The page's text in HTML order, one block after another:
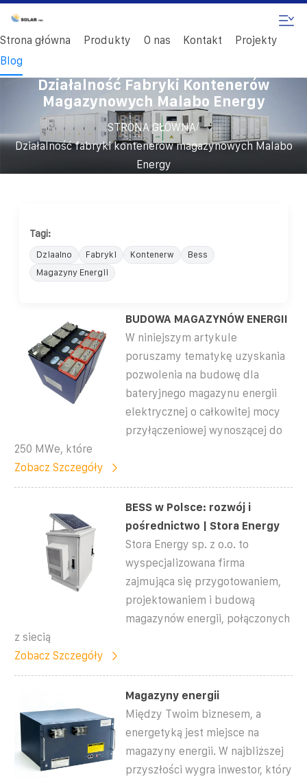
Strona główna Produkty O nas Kontakt
Projekty
Blog
Działalność Fabryki Kontenerów
Magazynowych Malabo Energy
STRONA GŁÓWNA/
Działalność fabryki kontenerów magazynowych Malabo
Energy
Tagi:
Dziaalno Fabryki Kontenerw
Bess
Magazyny Energii
BUDOWA MAGAZYNÓW ENERGII
W niniejszym artykule
poruszamy tematykę uzyskania
pozwolenia na budowę dla
bateryjnego magazynu energii
elektrycznej o całkowitej mocy
przyłączeniowej wynoszącej do
250 MWe, które
Zobacz Szczegóły
BESS w Polsce: rozwój i
pośrednictwo | Stora Energy
Stora Energy sp. z o.o. to
wyspecjalizowana firma
zajmująca się przygotowaniem,
projektowaniem i budową
magazynów energii, połączonych
z siecią
Zobacz Szczegóły
Magazyny energii
Między Twoim biznesem, a
energetyką jest miejsce na
magazyny energii. W najbliższej
przyszłości wygra inwestor, który